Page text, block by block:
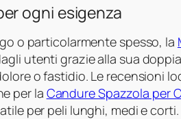
ogni esigenza
o particolarmente spesso, la
utenti grazie alla sua
o fastidio. Le recensioni
per la Candure Spazzola per
per peli lunghi, medi e corti.